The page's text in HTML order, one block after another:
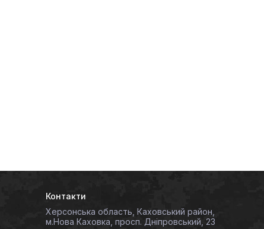
Контакти
Херсонська область, Каховський район,
м.Нова Каховка, просп. Дніпровський, 23